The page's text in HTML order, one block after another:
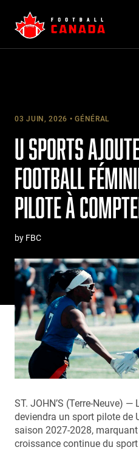
content
03 JUIN, 2026 GÉNÉRAL
U SPORTS
FOOTBALL
PILOTE À
by FBC
ST. JOHN’S (Terre-Neuve)
deviendra un sport pilote de
saison 2027-2028,
croissance continue du